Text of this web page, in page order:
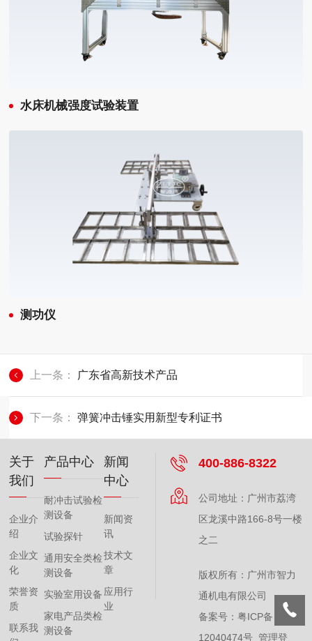
水床机械强度试验装置
测功仪
上一条： 广东省高新技术产品
下一条：弹簧冲击锤实用新型专利证书
关于
我们
企业介
绍
企业文
化
荣誉资
质
联系我
产品中心
耐冲击试验检
测设备
试验探针
通用安全类检
测设备
实验室用设备
家电产品类检
测设备
新闻
中心
新闻资
讯
技术文
章
应用行
业
400-886-8322
公司地址：广州市荔湾
区龙溪中路166-8号一楼
之二
版权所有：广州市智力
通机电有限公司
备案号：粤ICP备
12040474号 管理登